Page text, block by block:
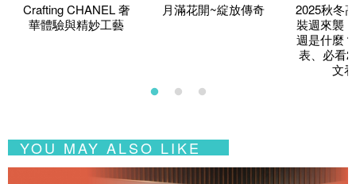
Crafting CHANEL 奢
華體驗與精妙工藝
月滿花開~綻放傳奇
2025秋冬
裝週來襲
週是什麼
表、必看
文
YOU MAY ALSO LIKE